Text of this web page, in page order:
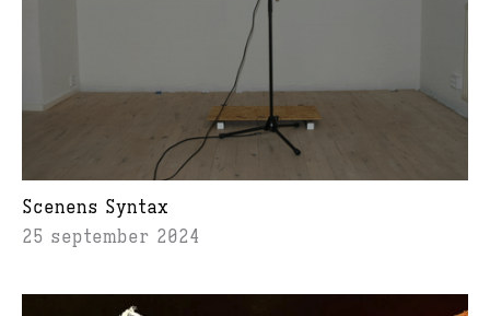
Scenens Syntax
25 september 2024